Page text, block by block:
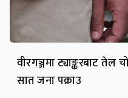
वीरगञ्जमा ट्याङ्करबाट तेल
सात जना पक्राउ